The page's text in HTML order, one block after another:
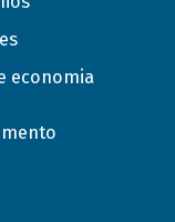
economia